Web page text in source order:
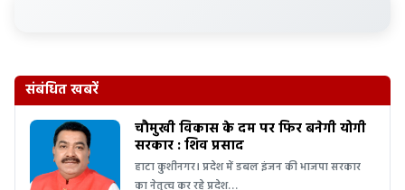
संबंधित खबरें
चौमुखी विकास के दम पर फिर बनेगी योगी
सरकार : शिव प्रसाद
हाटा कुशीनगर। प्रदेश में डबल इंजन की भाजपा सरकार